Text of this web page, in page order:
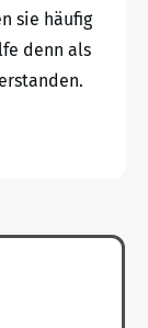
sie häufig
denn als